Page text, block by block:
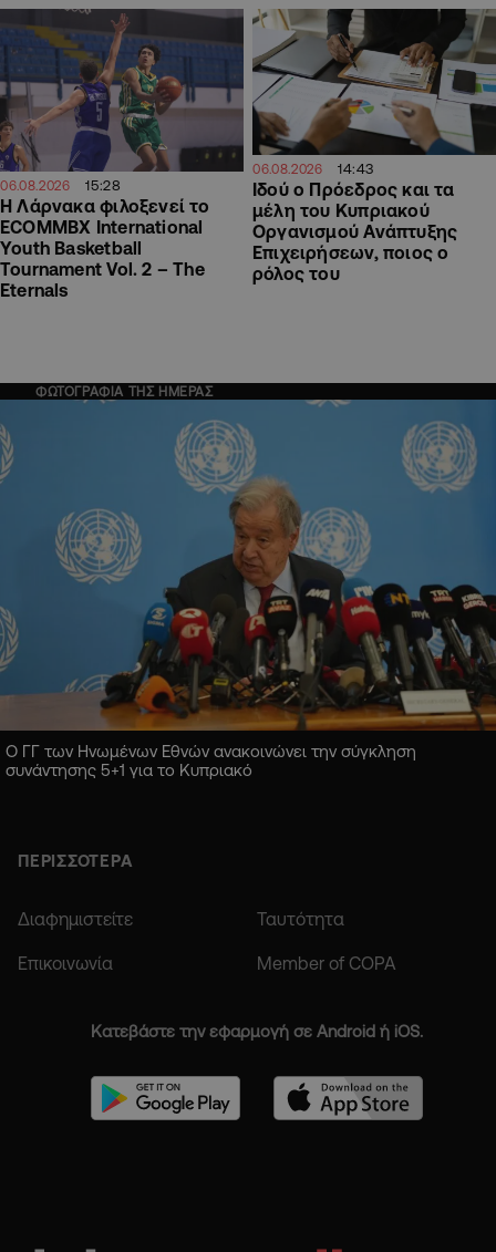
06.08.2026 15:28
Η Λάρνακα φιλοξενεί το
ECOMMBX International
Youth Basketball
Tournament Vol. 2 – The
Eternals
06.08.2026 14:43
Ιδού ο Πρόεδρος και τα
μέλη του Κυπριακού
Οργανισμού Ανάπτυξης
Επιχειρήσεων, ποιος ο
ρόλος του
ΦΩΤΟΓΡΑΦΙΑ ΤΗΣ ΗΜΕΡΑΣ
Ο ΓΓ των Ηνωμένων Εθνών ανακοινώνει την σύγκληση
συνάντησης 5+1 για το Κυπριακό
ΠΕΡΙΣΣΟΤΕΡΑ
Διαφημιστείτε Ταυτότητα
Επικοινωνία Member of COPA
Κατεβάστε την εφαρμογή σε Android ή iOS.